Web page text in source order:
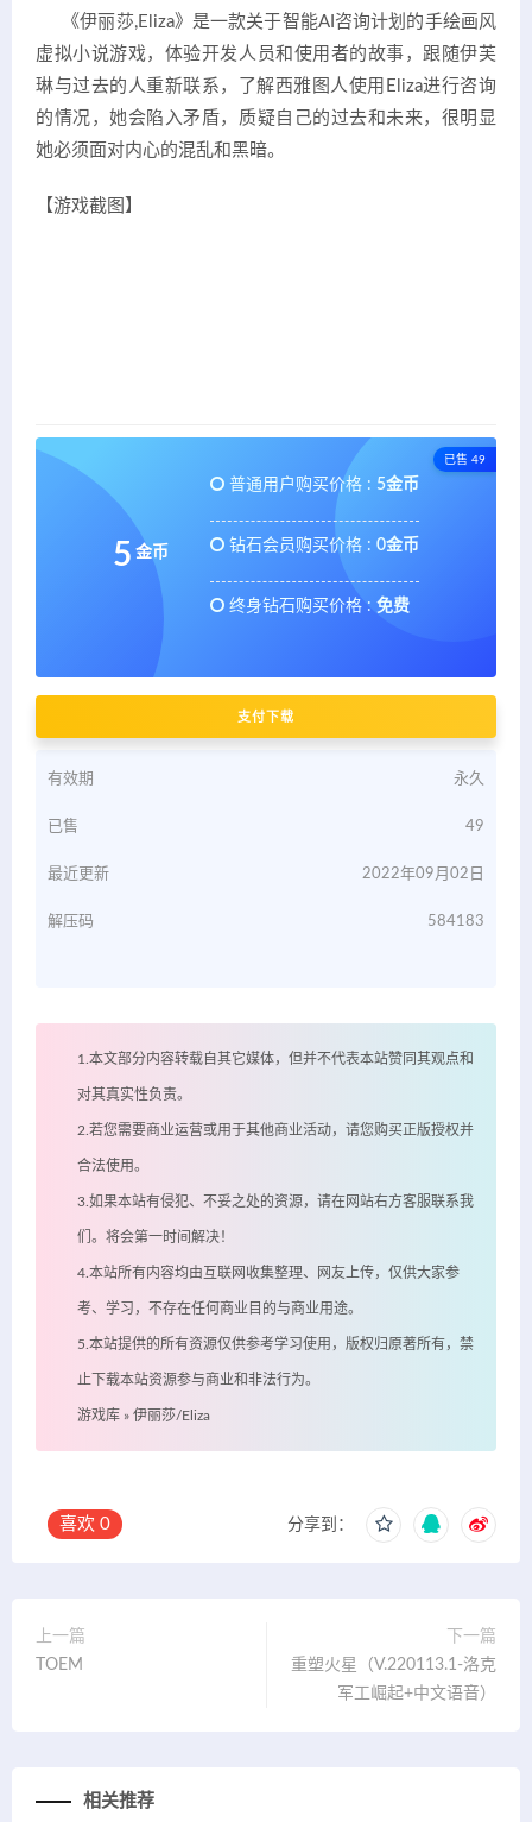
《伊丽莎,Eliza》是一款关于智能AI咨询计划的手绘画风
虚拟小说游戏，体验开发人员和使用者的故事，跟随伊芙
琳与过去的人重新联系，了解西雅图人使用Eliza进行咨询
的情况，她会陷入矛盾，质疑自己的过去和未来，很明显
她必须面对内心的混乱和黑暗。
【游戏截图】
已售 49
5 金币
普通用户购买价格 : 5金币
钻石会员购买价格 : 0金币
终身钻石购买价格 : 免费
支付下载
有效期 永久
已售 49
最近更新 2022年09月02日
解压码 584183
1.本文部分内容转载自其它媒体，但并不代表本站赞同其观点和
对其真实性负责。
2.若您需要商业运营或用于其他商业活动，请您购买正版授权并
合法使用。
3.如果本站有侵犯、不妥之处的资源，请在网站右方客服联系我
们。将会第一时间解决！
4.本站所有内容均由互联网收集整理、网友上传，仅供大家参
考、学习，不存在任何商业目的与商业用途。
5.本站提供的所有资源仅供参考学习使用，版权归原著所有，禁
止下载本站资源参与商业和非法行为。
游戏库 » 伊丽莎/Eliza
喜欢 0 分享到：
上一篇
TOEM
下一篇
重塑火星（V.220113.1-洛克
军工崛起+中文语音）
相关推荐